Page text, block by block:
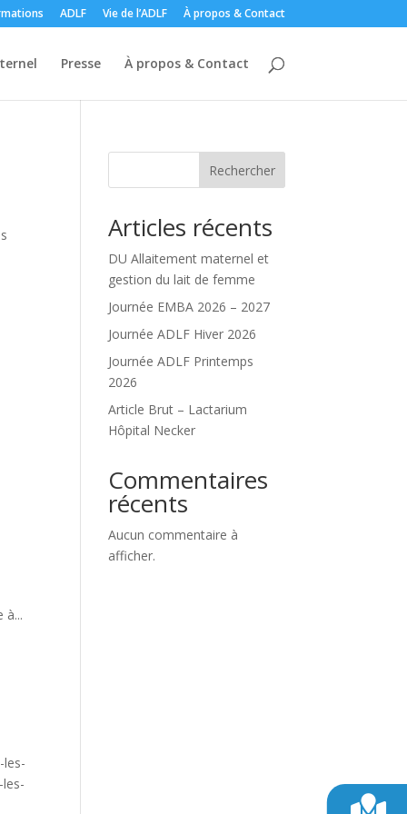
ADLF Vie de l’ADLF À propos & Contact
Presse À propos & Contact
à...
les-
Rechercher
Articles récents
DU Allaitement maternel et
gestion du lait de femme
Journée EMBA 2026 – 2027
Journée ADLF Hiver 2026
Journée ADLF Printemps
2026
Article Brut – Lactarium
Hôpital Necker
Commentaires
récents
Aucun commentaire à
afficher.